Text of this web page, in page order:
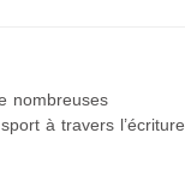
nombreuses
à travers l’écriture